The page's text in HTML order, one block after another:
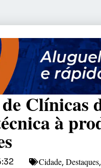
Clínicas
à
Cidade, Destaques,